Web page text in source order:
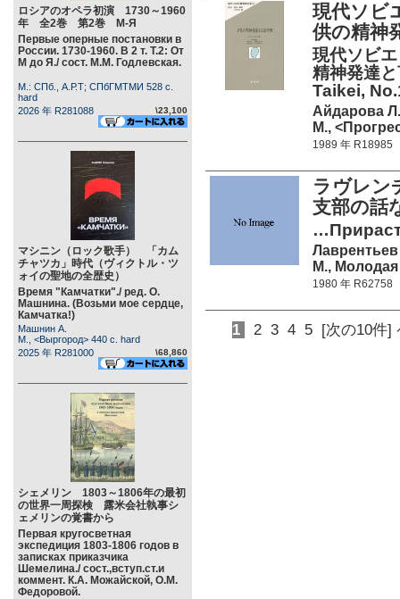
ロシアのオペラ初演 1730～1960
年 全2巻 第2巻 М-Я
Первые оперные постановки в
России. 1730-1960. В 2 т. Т.2: От
М до Я./ сост. М.М. Годлевская.
М.: СПб., А.Р.Т; СПбГМТМИ 528 c.
hard
2026 年 R281088
\23,100
マシニン（ロック歌手） 「カム
チャツカ」時代（ヴィクトル・ツ
ォイの聖地の全歴史）
Время "Камчатки"./ ред. О.
Машнина. (Возьми мое сердце,
Камчатка!)
Машнин А.
М., <Выргород> 440 c. hard
2025 年 R281000
\68,860
シェメリン 1803～1806年の最初
の世界一周探検 露米会社執事シ
ェメリンの覚書から
Первая кругосветная
экспедиция 1803-1806 годов в
записках приказчика
Шемелина./ сост.,вступ.ст.и
коммент. К.А. Можайской, О.М.
Федоровой.
現代ソビ
供の精神
現代ソビ
精神発達
Taikei,
Айдарова
М.,
1989 年 R18985
ラヴレン
支部の話
М., Молодая
1980 年 R62758
1 2 3 4 5 [次の10件]